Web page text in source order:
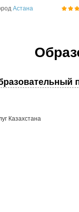
Астана
Казахстана